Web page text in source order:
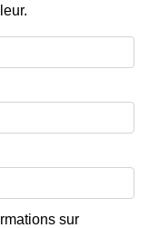
sur